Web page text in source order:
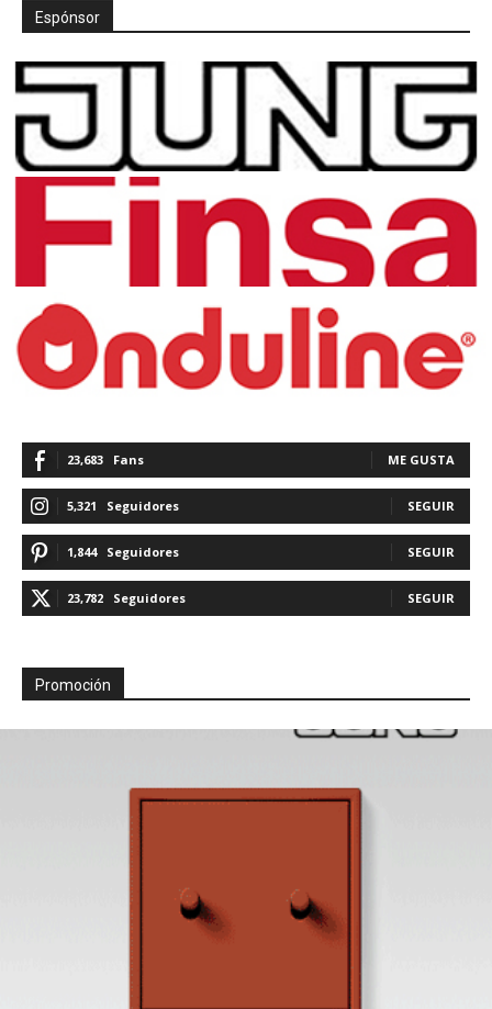
Espónsor
23,683 Fans ME GUSTA
5,321 Seguidores SEGUIR
1,844 Seguidores SEGUIR
23,782 Seguidores SEGUIR
Promoción